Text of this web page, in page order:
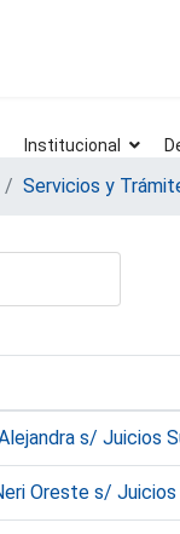
Institucional
Servicios y
s/ Juicios
Oreste s/